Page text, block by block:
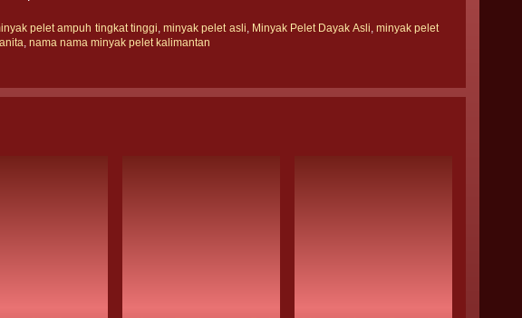
pelet ampuh tingkat tinggi,minyak pelet asli, Minyak Pelet Dayak Asli, minyak pelet
,nama nama minyak pelet kalimantan